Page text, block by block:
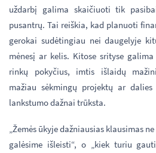
uždarbį galima skaičiuoti tik
pusantrų. Tai reiškia, kad planuoti
gerokai sudėtingiau nei daugelyje
mėnesį ar kelis. Kitose srityse
rinkų pokyčius, imtis išlaidų
mažiau sėkmingų projektų ar
lankstumo dažnai trūksta.
„Žemės ūkyje dažniausias klausimas
galėsime išleisti“, o „kiek turiu